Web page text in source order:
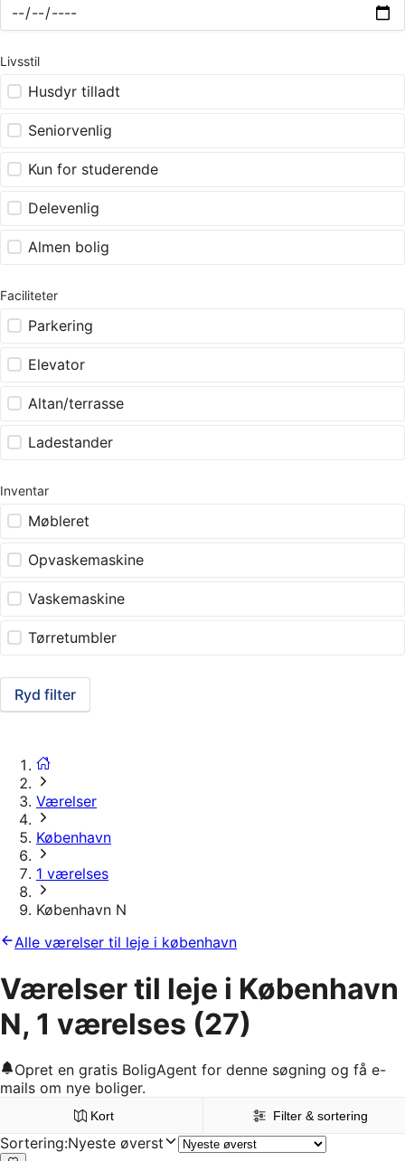
Livsstil
Husdyr tilladt
Seniorvenlig
Kun for studerende
Delevenlig
Almen bolig
Faciliteter
Parkering
Elevator
Altan/terrasse
Ladestander
Inventar
Møbleret
Opvaskemaskine
Vaskemaskine
Tørretumbler
Ryd filter
Værelser
København
1 værelses
København N
Alle værelser til leje i københavn
Værelser til leje i København
N, 1 værelses (27)
Opret en gratis BoligAgent for denne søgning og få e-
mails om nye boliger.
Kort Filter & sortering
Sortering:Nyeste øverst